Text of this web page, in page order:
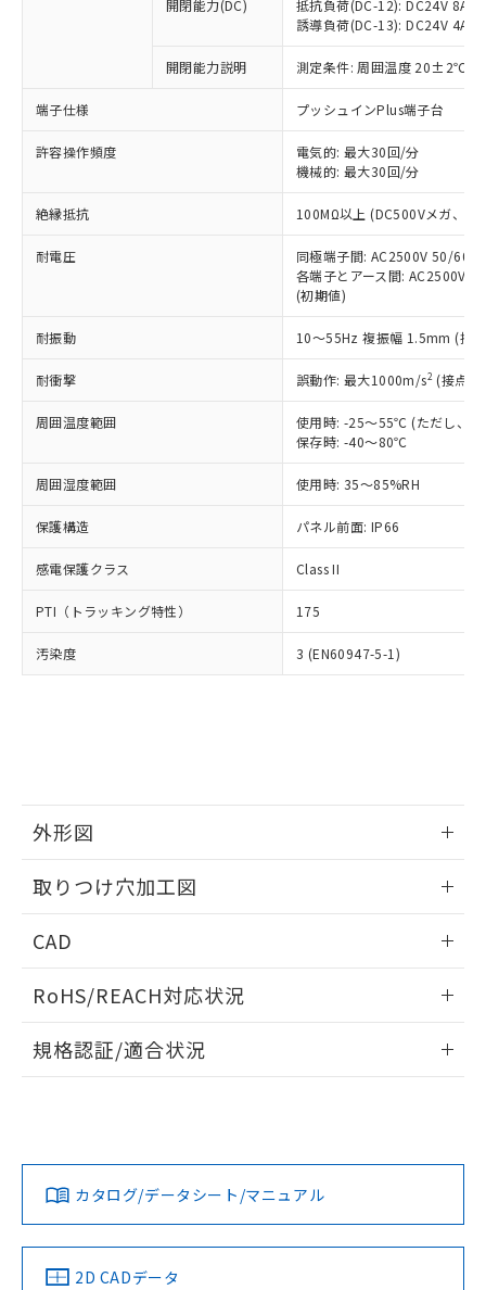
開閉能力(DC)
抵抗負荷(DC-12): DC24V 8A/
誘導負荷(DC-13): DC24V 4A/
開閉能力説明 測定条件: 周囲温度 20±2℃、
端子仕様 プッシュインPlus端子台
許容操作頻度
電気的: 最大30回/分
機械的: 最大30回/分
絶縁抵抗 100MΩ以上 (DC500Vメガ、点
耐電圧
同極端子間: AC2500V 50/
各端子とアース間: AC2500V
(初期値)
耐振動 10～55Hz 複振幅 1.5mm (接
耐衝撃 誤動作: 最大1000m/s2 (接点
周囲温度範囲
使用時: -25～55℃ (ただし、氷
保存時: -40～80℃
周囲湿度範囲 使用時: 35～85%RH
保護構造 パネル前面: IP66
感電保護クラス Class II
PTI（トラッキング特性） 175
汚染度 3 (EN60947-5-1)
外形図
取りつけ穴加工図
CAD
ドすることができます。
ログイン/会員登録
ダウンロードデータをご利用いただく前に、以下を必ずお読
みください。
ソフトウェアの使用条件
RoHS/REACH対応状況
EU RoHS 注意事項・凡例
対応済み
中国 RoHS 注意事項・凡例
規格認証/適合状況
カタログ/データシート/マニュアル
2D CADデータ
ことをご了承ください。
在庫状況および標準価格照会結果は、
記載している更新日時点での社内デー
タに基づき作成されるものであり、閲
覧された時点での実際の在庫および標
準価格とは異なる場合があることをご
正式な納期状況および標準価格はお客
様のお取引先、またはお客様担当のオ
ムロン制御機器販売店・当社販売員に
オムロン制御機器販売店や当社販売拠
販売ネットワーク
」をご確認
在庫状況および標準価格結果を当社の
事前の承諾なく第三者に漏洩または開
示しないようお願いします。
マイパーツ機能（部品リスト作成サー
ビス）をご利用いただくには、I-Web
メンバーズにご登録されている必要が
お客様が当ウェブサイト上で当社にご
登録された部品リストについて、当社
および当社の共同利用者が、当社の製
品・サービスに関するお客様との取
引・商談に必要な範囲で利用すること
をご了承ください。
※当社の共同利用者とは、"個人情報
の「1.共同利
用者の範囲」に記載されている法人を
むを得ず変更することがあります。
*EU RoHS指令（10物質）：
鉛(Pb) 1000ppm以下、 水銀(Hg) 1000ppm以下、 カド
ミウム(Cd) 100ppm以下、
六価クロム(Cr(Ⅵ)) 1000ppm以下、ポリ臭化ビフェニル
類(PBB) 1000ppm以下、ポリ臭化ジフェニルエーテル類
(PBDE) 1000ppm以下、フタル酸ビス(2-エチルヘキシ
ル) (DEHP)(別名：DOP) 1000ppm以下、フタル酸ブチ
(DIBP) 1000ppm以下
但し、RoHS指令で産業用監視および制御機器に対する
フタル酸エステル類の４物質については閾値を超える意
図的な使用がないことを確認しています。
部品在庫の切り替え状況などにより、予定
月が前後することがあります。
※3 非含有証明書ダウンロード
下記の非含有証明書をダウンロードするこ
とができます。
EU RoHS指令（10物質）の非含有証明書
51物質の非含有証明書（当社基準）
※本証明書は発行日時点で非含有を証明す
欄に対応日を記載しておりました。
既に当社にて対応品への在庫切替を完了
り、2022年1月12日より割愛しておりま
す。
「－」：未確認です。当社販売部門へお問
*中国RoHS10物質の基準値 (GB/T26572)：
Pb(鉛) :1000ppm、 Hg(水銀) : 1000ppm、 Cd(カドミウ
ニル類) : 1000ppm、 PBDEs(ポリ臭化ジフェニルエーテ
DBP(フタル酸ジブチル) : 1000ppm、 DIBP(フタル酸ジ
イソブチル) : 1000ppm、 BBP(フタル酸ブチルベンジ
ル) : 1000ppm、
DEHP(フタル酸ビス(2-エチルヘキシル)) : 1000ppm
「ｅ」：有害物質（10物質）のすべてが基
準値以下であることを示します。
「10」：通常の使用状況下において有害物
質が外部に漏えいし、環境に深刻な影響を
及ぼさない年数を意味します。
「－」：未確認です。当社販売部門へお問
い合わせください。
当社は、これら貴社製品のうち、外国
為替および外国貿易法に定める商品
（以下｢規制貨物等」という）を輸出
または国外への提供する場合は、日本
国政府の輸出許可(または役務取引許
可)を取得するなどの必要な手続きを
当社は規制貨物を破棄する場合は、完
全に破砕するなど、違法に輸出されな
いよう必要な手段を講じます。
当社は貴社製品を、核兵器、ミサイ
ル、化学兵器、生物兵器またはその他
武器並びにこれらの製造装置等に一切
当社は、貴社製品を第三者に販売する
場合は、上記1、2および3の内容を当
該第三者に通知します。また当社は、
販売先および販売に係わる関係者が違
法に輸出するおそれがある場合は、取
り引きをいたしません。
○ 一定数以上の在庫あり
一定数には満たないが在庫あり
在庫なし(最新の在庫状況につ
いては、お客様のお取引先、ま
たはお客様担当のオムロン制御
機器販売店・当社販売員にご確
白
受注生産機種、また在庫状況の
情報を公開していない機種